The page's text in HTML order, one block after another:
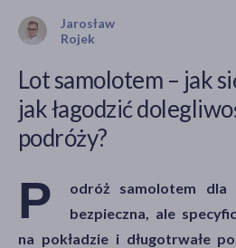
Hit
Jarosław
Rojek
Lot samolotem – jak
jak łagodzić
podróży?
P
odróż samolotem dla
bezpieczna, ale
na pokładzie i długotrwałe